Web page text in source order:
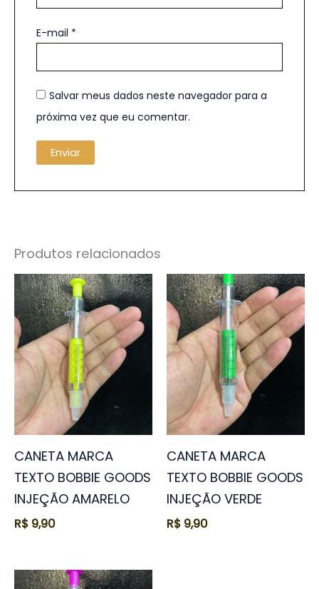
E-mail *
Salvar meus dados neste navegador para a
próxima vez que eu comentar.
Produtos relacionados
CANETA MARCA
TEXTO BOBBIE GOODS
INJEÇÃO AMARELO
R$ 9,90
CANETA MARCA
TEXTO BOBBIE GOODS
INJEÇÃO VERDE
R$ 9,90